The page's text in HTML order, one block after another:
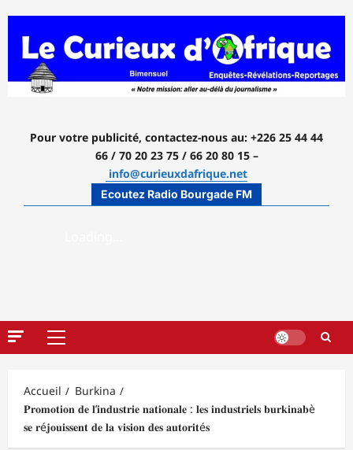
contenu
Pour votre publicité, contactez-nous au: +226 25 44 44
66 / 70 20 23 75 / 66 20 80 15 –
info@curieuxdafrique.net
Ecoutez Radio Bourgade FM
Menu
Accueil
Burkina
𝐏𝐫𝐨𝐦𝐨𝐭𝐢𝐨𝐧 𝐝𝐞 𝐥’𝐢𝐧𝐝𝐮𝐬𝐭𝐫𝐢𝐞 𝐧𝐚𝐭𝐢𝐨𝐧𝐚𝐥𝐞 : 𝐥𝐞𝐬 𝐢𝐧𝐝𝐮𝐬𝐭𝐫𝐢𝐞𝐥𝐬 𝐛𝐮𝐫𝐤𝐢𝐧𝐚𝐛è
𝐬𝐞 𝐫é𝐣𝐨𝐮𝐢𝐬𝐬𝐞𝐧𝐭 𝐝𝐞 𝐥𝐚 𝐯𝐢𝐬𝐢𝐨𝐧 𝐝𝐞𝐬 𝐚𝐮𝐭𝐨𝐫𝐢𝐭é𝐬